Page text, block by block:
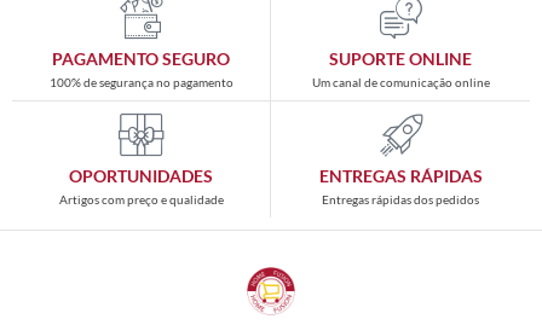
PAGAMENTO SEGURO
100% de segurança no pagamento
SUPORTE ONLINE
Um canal de comunicação online
OPORTUNIDADES
Artigos com preço e qualidade
ENTREGAS RÁPIDAS
Entregas rápidas dos pedidos